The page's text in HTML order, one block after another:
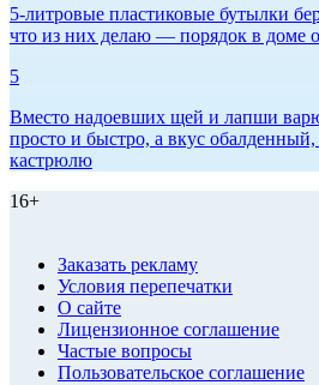
5-литровые пластиковые бутылки
что из них делаю — порядок в доме
5
Вместо надоевших щей и лапши
просто и быстро, а вкус
кастрюлю
16+
Заказать рекламу
Условия перепечатки
О сайте
Лицензионное соглашение
Частые вопросы
Пользовательское соглашение